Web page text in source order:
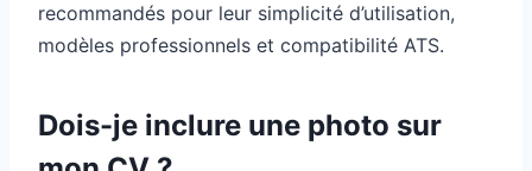
recommandés pour leur simplicité d’utilisation,
modèles professionnels et compatibilité ATS.
Dois-je inclure une photo sur